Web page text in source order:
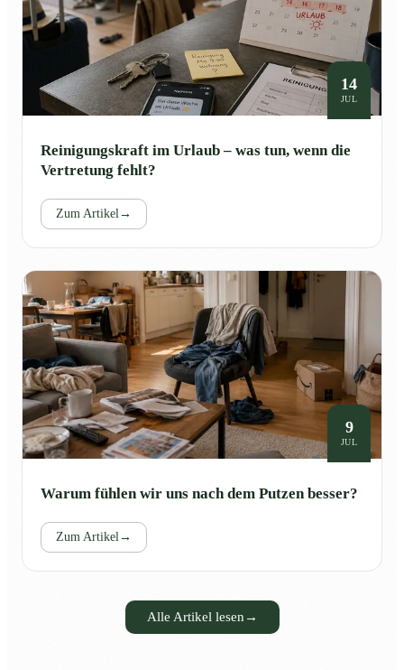
14
JUL
Reinigungskraft im Urlaub – was tun, wenn die
Vertretung fehlt?
Zum Artikel →
9
JUL
Warum fühlen wir uns nach dem Putzen besser?
Zum Artikel →
Alle Artikel lesen →